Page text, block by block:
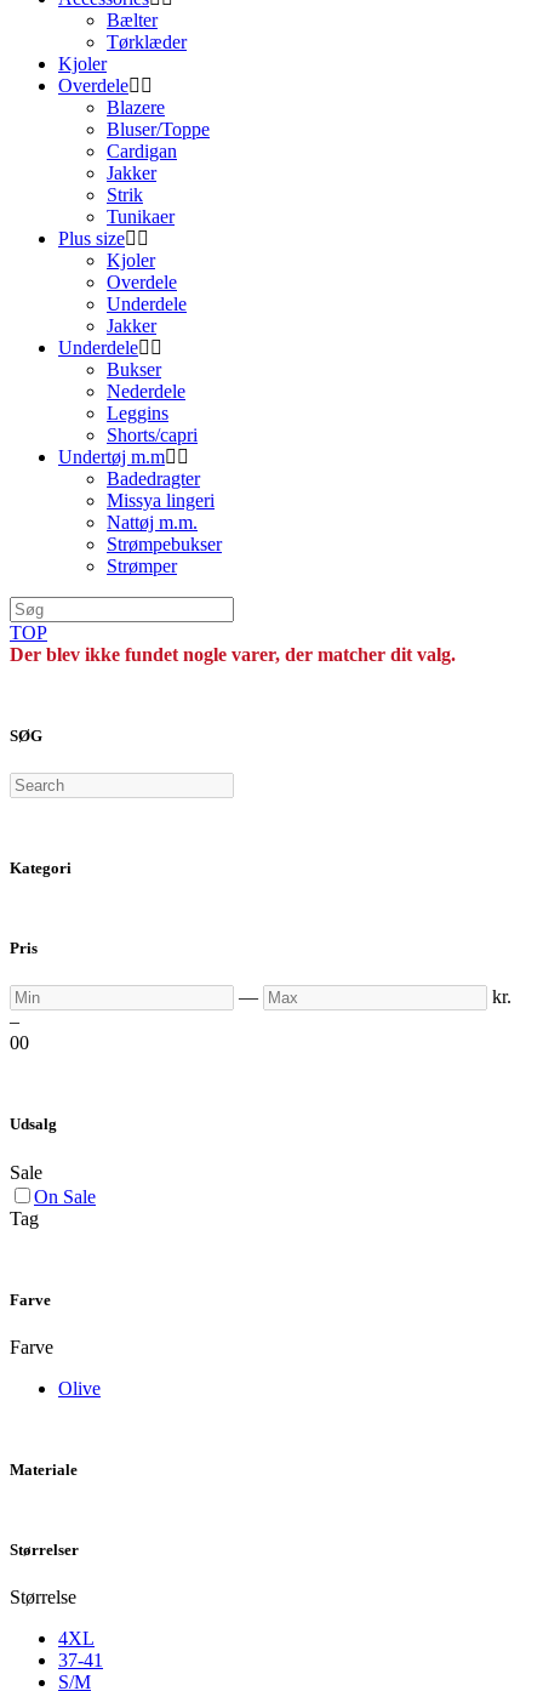
Bælter
Tørklæder
Kjoler
Overdele
Blazere
Bluser/Toppe
Cardigan
Jakker
Strik
Tunikaer
Plus size
Kjoler
Overdele
Underdele
Jakker
Underdele
Bukser
Nederdele
Leggins
Shorts/capri
Undertøj m.m
Badedragter
Missya lingeri
Nattøj m.m.
Strømpebukser
Strømper
TOP
Der blev ikke fundet nogle varer, der matcher dit valg.
SØG
Search
Kategori
Pris
Min — Max
kr.
–
00
Udsalg
Sale
On Sale
Tag
Farve
Farve
Olive
Materiale
Størrelser
Størrelse
4XL
37-41
S/M